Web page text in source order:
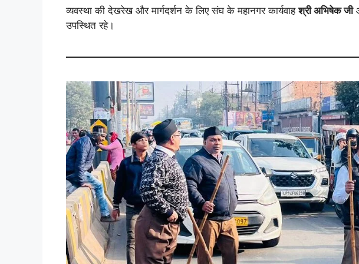
व्यवस्था की देखरेख और मार्गदर्शन के लिए संघ के महानगर कार्यवाहश्री अभिषेक जी
उपस्थित रहे।